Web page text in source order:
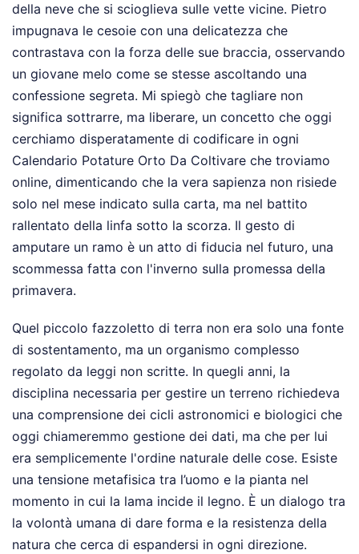
della neve che si scioglieva sulle vette vicine. Pietro
impugnava le cesoie con una delicatezza che
contrastava con la forza delle sue braccia, osservando
un giovane melo come se stesse ascoltando una
confessione segreta. Mi spiegò che tagliare non
significa sottrarre, ma liberare, un concetto che oggi
cerchiamo disperatamente di codificare in ogni
Calendario Potature Orto Da Coltivare che troviamo
online, dimenticando che la vera sapienza non risiede
solo nel mese indicato sulla carta, ma nel battito
rallentato della linfa sotto la scorza. Il gesto di
amputare un ramo è un atto di fiducia nel futuro, una
scommessa fatta con l'inverno sulla promessa della
primavera.
Quel piccolo fazzoletto di terra non era solo una fonte
di sostentamento, ma un organismo complesso
regolato da leggi non scritte. In quegli anni, la
disciplina necessaria per gestire un terreno richiedeva
una comprensione dei cicli astronomici e biologici che
oggi chiameremmo gestione dei dati, ma che per lui
era semplicemente l'ordine naturale delle cose. Esiste
una tensione metafisica tra l’uomo e la pianta nel
momento in cui la lama incide il legno. È un dialogo tra
la volontà umana di dare forma e la resistenza della
natura che cerca di espandersi in ogni direzione.